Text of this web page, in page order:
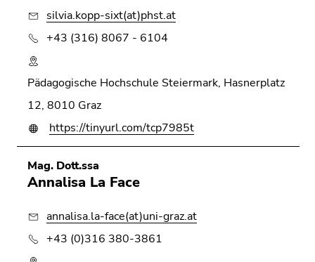
silvia.kopp-sixt(at)phst.at
+43 (316) 8067 - 6104
Pädagogische Hochschule Steiermark, Hasnerplatz
12, 8010 Graz
https://tinyurl.com/tcp7985t
Mag. Dott.ssa
Annalisa La Face
annalisa.la-face(at)uni-graz.at
+43 (0)316 380-3861